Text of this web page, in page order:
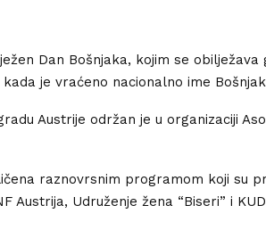
Dan Bošnjaka, kojim se obilježava
je vraćeno nacionalno ime
Austrije održan je u organizaciji
raznovrsnim programom koji su
Austrija, Udruženje žena “Biseri” i KUD